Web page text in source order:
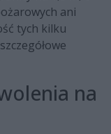
ani
tych kilku
na